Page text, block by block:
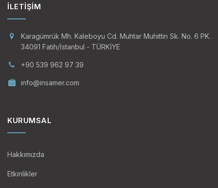
İLETIŞIM
Karagümrük Mh. Kaleboyu Cd. Muhtar Muhittin Sk. No. 6 PK.
34091 Fatih/İstanbul - TÜRKİYE
+90 539 962 97 39
info@insamer.com
KURUMSAL
Hakkımızda
Etkinlikler